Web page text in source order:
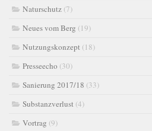
Naturschutz (7)
Neues vom Berg (19)
Nutzungskonzept (18)
Presseecho (30)
Sanierung 2017/18 (33)
Substanzverlust (4)
Vortrag (9)